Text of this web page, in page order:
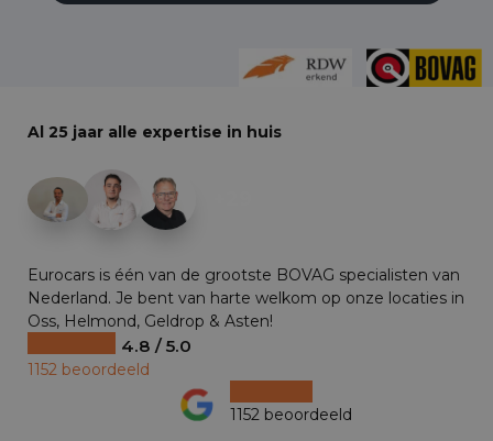
Al 25 jaar alle expertise in huis
Eurocars is één van de grootste BOVAG specialisten van
Nederland. Je bent van harte welkom op onze locaties in
Oss, Helmond, Geldrop & Asten!
4.8 / 5.0
1152 beoordeeld
1152 beoordeeld